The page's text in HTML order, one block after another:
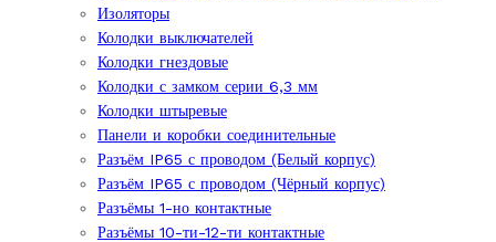
Изоляторы
Колодки выключателей
Колодки гнездовые
Колодки с замком серии 6,3 мм
Колодки штыревые
Панели и коробки соединительные
Разъём IP65 с проводом (Белый корпус)
Разъём IP65 с проводом (Чёрный корпус)
Разъёмы 1-но контактные
Разъёмы 10-ти-12-ти контактные